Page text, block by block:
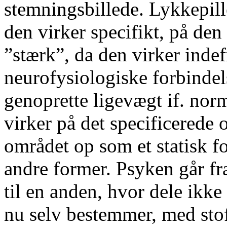
stemningsbillede.
den virker specifikt, på
”stærk”, da den virker
neurofysiologiske
genoprette ligevægt if.
virker på det specificerede
området op som et statisk
andre former. Psyken går
til en anden, hvor dele
nu selv bestemmer, med